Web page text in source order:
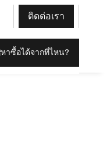
ติดต่อเรา
หาซื้อได้จากที่ไหน?